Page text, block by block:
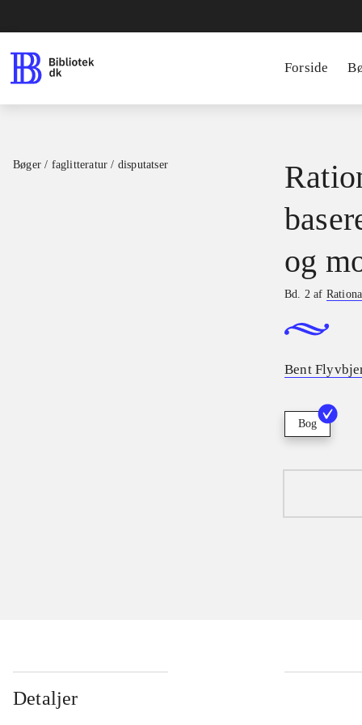
Forside
Bøger / faglitteratur / disputatser
og
Bd. 2 af
Bent
Bog
Detaljer